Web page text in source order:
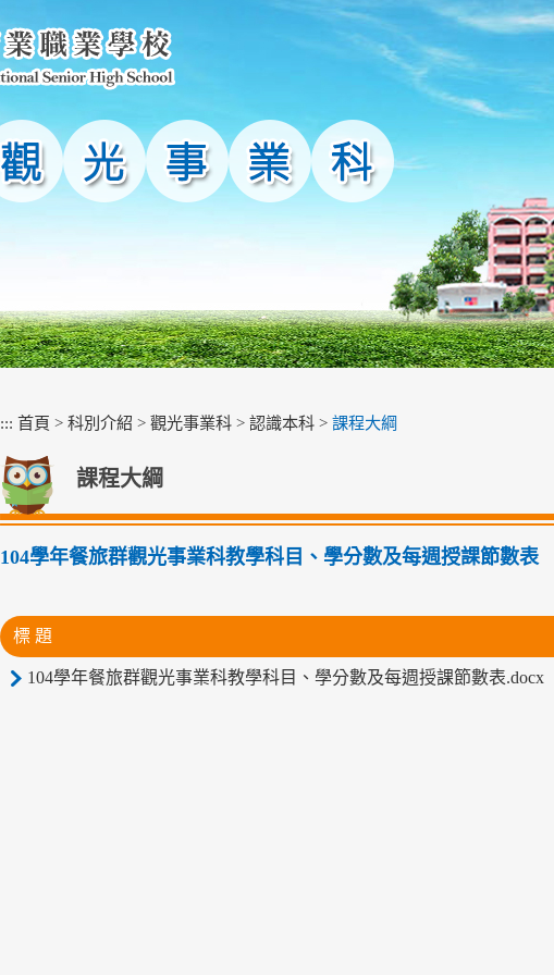
::: 首頁 > 科別介紹 > 觀光事業科 > 認識本科 > 課程大綱
課程大綱
104學年餐旅群觀光事業科教學科目、學分數及每週授課節數表
標 題
104學年餐旅群觀光事業科教學科目、學分數及每週授課節數表.docx